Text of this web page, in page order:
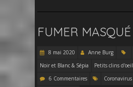
FUMER MASQUÉ
8 mai 2020 Anne Burg
Noir et Blanc & Sépia
Petits clins d'oeil
6 Commentaires
Coronavirus